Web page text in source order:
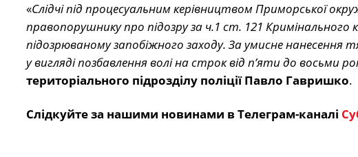
«Слідчі під процесуальним керівництвом Приморської
правопорушнику про підозру за ч.1 ст. 121
підозрюваному запобіжного заходу. За умисне
у вигляді позбавлення волі на строк від п’яти до восьми
територіального підрозділу поліції Павло Гавришко.
Слідкуйте за нашими новинами в Телеграм-каналі